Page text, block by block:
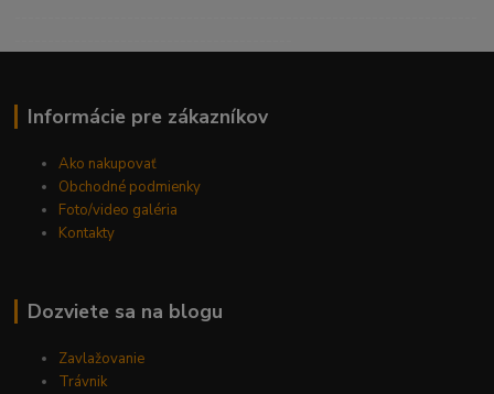
Informácie pre zákazníkov
Ako nakupovať
Obchodné podmienky
Foto/video galéria
Kontakty
Dozviete sa na blogu
Zavlažovanie
Trávnik